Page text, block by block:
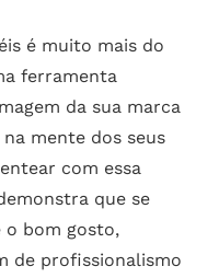
é muito mais do
ferramenta
da sua marca
mente dos seus
com essa
que se
o bom gosto,
de profissionalismo